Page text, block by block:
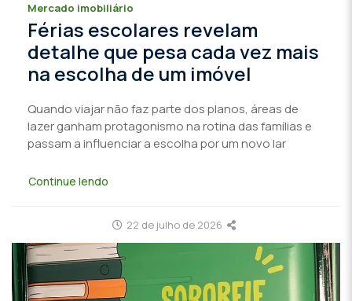
Mercado imobiliário
Férias escolares revelam
detalhe que pesa cada vez mais
na escolha de um imóvel
Quando viajar não faz parte dos planos, áreas de
lazer ganham protagonismo na rotina das famílias e
passam a influenciar a escolha por um novo lar
Continue lendo
22 de julho de 2026